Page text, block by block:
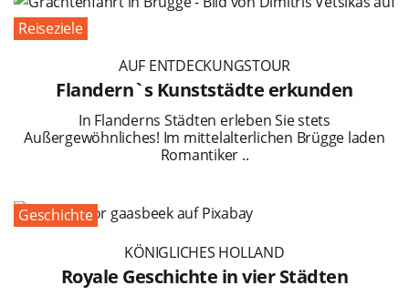
Reiseziele
AUF ENTDECKUNGSTOUR
Flandern`s Kunststädte erkunden
In Flanderns Städten erleben Sie stets
Außergewöhnliches! Im mittelalterlichen Brügge laden
Romantiker ..
Geschichte
KÖNIGLICHES HOLLAND
Royale Geschichte in vier Städten